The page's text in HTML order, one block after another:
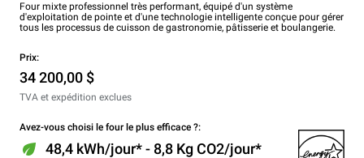
Four mixte professionnel très performant, équipé d'un système
d'exploitation de pointe et d'une technologie intelligente conçue pour gérer
tous les processus de cuisson de gastronomie, pâtisserie et boulangerie.
Prix:
34 200,00 $
TVA et expédition exclues
Avez-vous choisi le four le plus efficace ?:
48,4 kWh/jour* - 8,8 Kg CO2/jour*